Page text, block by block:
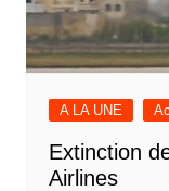
A LA UNE
Extinction
Airlines